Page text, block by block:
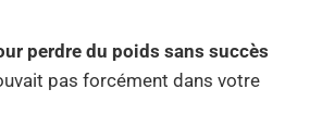
perdre du poids sans succès
pas forcément dans votre